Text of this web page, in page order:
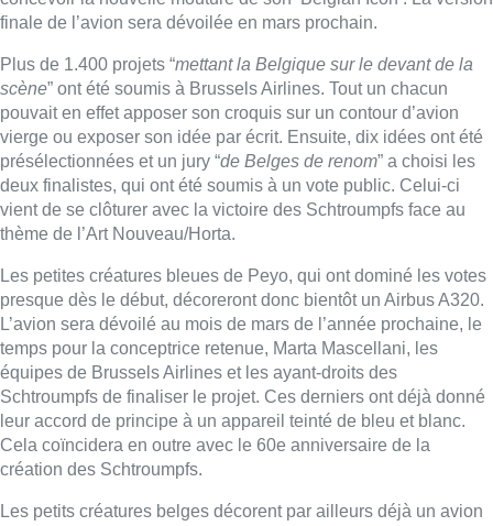
finale de l’avion sera dévoilée en mars prochain.
Plus de 1.400 projets “mettant la Belgique sur le devant de la
scène” ont été soumis à Brussels Airlines. Tout un chacun
pouvait en effet apposer son croquis sur un contour d’avion
vierge ou exposer son idée par écrit. Ensuite, dix idées ont été
présélectionnées et un jury “de Belges de renom” a choisi les
deux finalistes, qui ont été soumis à un vote public. Celui-ci
vient de se clôturer avec la victoire des Schtroumpfs face au
thème de l’Art Nouveau/Horta.
Les petites créatures bleues de Peyo, qui ont dominé les votes
presque dès le début, décoreront donc bientôt un Airbus A320.
L’avion sera dévoilé au mois de mars de l’année prochaine, le
temps pour la conceptrice retenue, Marta Mascellani, les
équipes de Brussels Airlines et les ayant-droits des
Schtroumpfs de finaliser le projet. Ces derniers ont déjà donné
leur accord de principe à un appareil teinté de bleu et blanc.
Cela coïncidera en outre avec le 60e anniversaire de la
création des Schtroumpfs.
Les petits créatures belges décorent par ailleurs déjà un avion